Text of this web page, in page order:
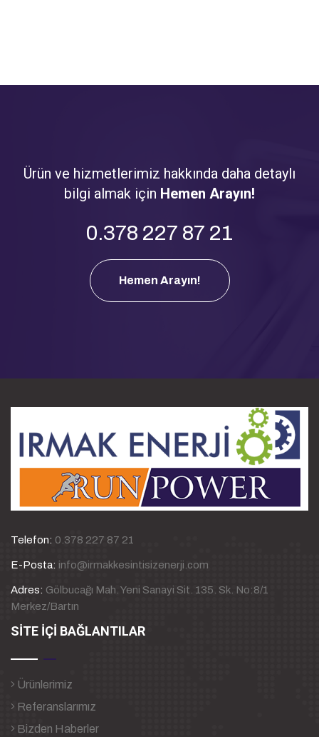
Ürün ve hizmetlerimiz hakkında daha detaylı
bilgi almak için Hemen Arayın!
0.378 227 87 21
Hemen Arayın!
Telefon: 0.378 227 87 21
E-Posta: info@irmakkesintisizenerji.com
Adres: Gölbucağı Mah. Yeni Sanayi Sit. 135. Sk. No:8/1
Merkez/Bartın
SİTE İÇİ BAĞLANTILAR
Ürünlerimiz
Referanslarımız
Bizden Haberler